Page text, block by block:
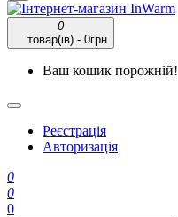
0
товар(ів) - 0грн
Ваш кошик порожній!
Реєстрація
Авторизація
0
0
0